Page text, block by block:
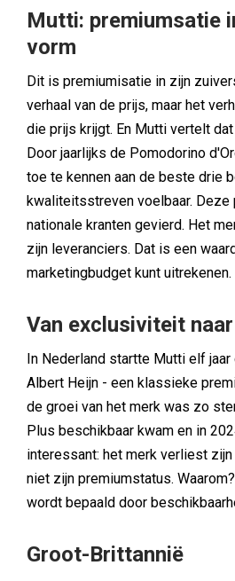
Mutti: premiumsatie
vorm
Dit is premiumisatie in zijn
verhaal van de prijs, maar het
die prijs krijgt. En Mutti vertelt
Door jaarlijks de Pomodorino
toe te kennen aan de beste drie
kwaliteitsstreven voelbaar. Deze
nationale kranten gevierd. Het
zijn leveranciers. Dat is een
marketingbudget kunt uitrekenen.
Van exclusiviteit
In Nederland startte Mutti elf
Albert Heijn - een klassieke
de groei van het merk was zo
Plus beschikbaar kwam en in
interessant: het merk verliest
niet zijn premiumstatus.
wordt bepaald door
Groot-Brittannië